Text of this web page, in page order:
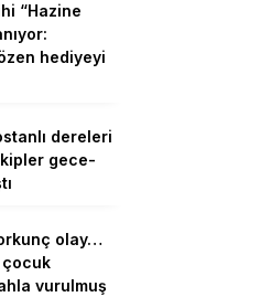
“Hazine
hediyeyi
dereleri
gece-
olay…
çocuk
vurulmuş